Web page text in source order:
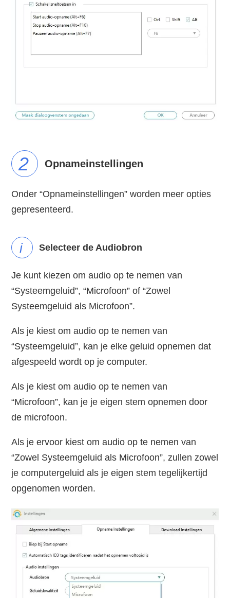
2 Opnameinstellingen
Onder “Opnameinstellingen” worden meer opties
gepresenteerd.
i Selecteer de Audiobron
Je kunt kiezen om audio op te nemen van
“Systeemgeluid”, “Microfoon” of “Zowel
Systeemgeluid als Microfoon”.
Als je kiest om audio op te nemen van
“Systeemgeluid”, kan je elke geluid opnemen dat
afgespeeld wordt op je computer.
Als je kiest om audio op te nemen van
“Microfoon”, kan je je eigen stem opnemen door
de microfoon.
Als je ervoor kiest om audio op te nemen van
“Zowel Systeemgeluid als Microfoon”, zullen zowel
je computergeluid als je eigen stem tegelijkertijd
opgenomen worden.